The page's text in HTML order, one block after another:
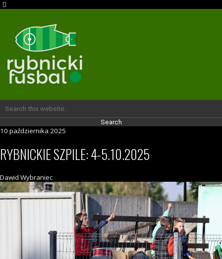
10 października 2025
RYBNICKIE SZPILE: 4-5.10.2025
Dawid Wybraniec